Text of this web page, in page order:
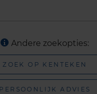
Andere zoekopties:
ZOEK OP KENTEKEN
PERSOONLIJK ADVIES